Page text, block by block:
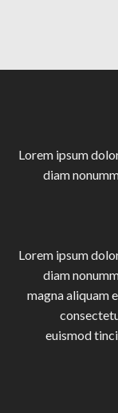
Lorem ipsum
diam
Lorem ipsum
diam
magna aliquam
euismod